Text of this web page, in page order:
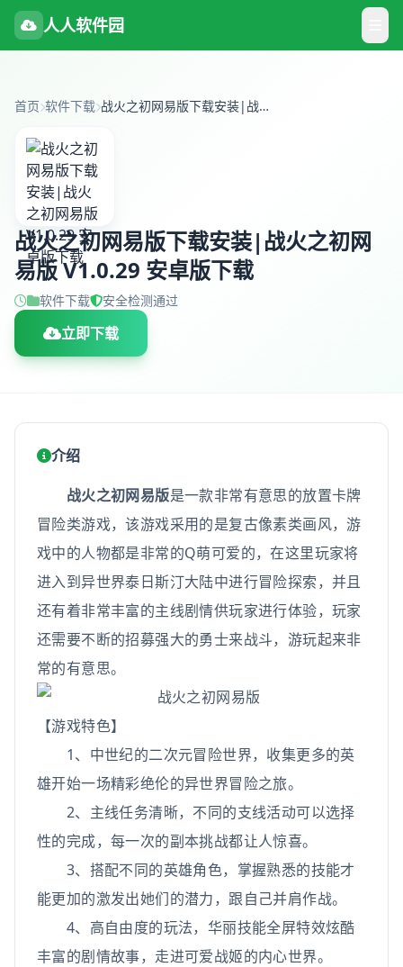
人人软件园
首页 软件下载 战火之初网易版下载安装|战火之初网易版 V1.0.29 安卓版下载
战火之初网易版下载安装|战火之初网
易版 V1.0.29 安卓版下载
软件下载 安全检测通过
立即下载
介绍
战火之初网易版是一款非常有意思的放置卡牌
冒险类游戏，该游戏采用的是复古像素类画风，游
戏中的人物都是非常的Q萌可爱的，在这里玩家将
进入到异世界泰日斯汀大陆中进行冒险探索，并且
还有着非常丰富的主线剧情供玩家进行体验，玩家
还需要不断的招募强大的勇士来战斗，游玩起来非
常的有意思。
【游戏特色】
1、中世纪的二次元冒险世界，收集更多的英
雄开始一场精彩绝伦的异世界冒险之旅。
2、主线任务清晰，不同的支线活动可以选择
性的完成，每一次的副本挑战都让人惊喜。
3、搭配不同的英雄角色，掌握熟悉的技能才
能更加的激发出她们的潜力，跟自己并肩作战。
4、高自由度的玩法，华丽技能全屏特效炫酷
丰富的剧情故事，走进可爱战姬的内心世界。